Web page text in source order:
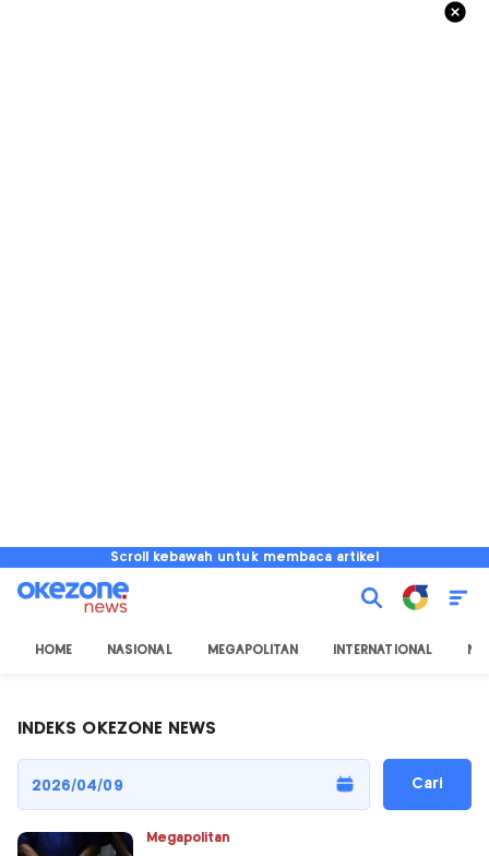
Scroll kebawah untuk membaca artikel
HOME NASIONAL MEGAPOLITAN INTERNATIONAL
INDEKS OKEZONE NEWS
Cari
Megapolitan